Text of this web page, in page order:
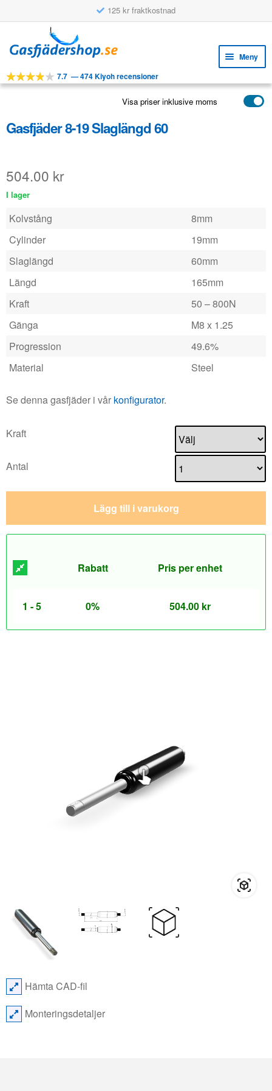
125 kr fraktkostnad
till
navigering
till
innehåll
Meny
VERKTYG
APPLIKATIONER
VANLIGA FRÅGOR
7.7 —474 Kiyoh recensioner
Visa priser inklusive moms
Gasfjäder 8-19 Slaglängd 60
504.00 kr
I lager
Kolvstång
8mm
Cylinder
19mm
Slaglängd
60mm
Längd
165mm
Kraft
50 – 800N
Gänga
M8 x 1.25
Progression
49.6%
Material
Steel
Se denna gasfjäder i vår konfigurator.
Kraft
Antal
Lägg till i varukorg
Rabatt Pris per enhet
1 - 5 0% 504.00 kr
Hämta CAD-fil
Monteringsdetaljer